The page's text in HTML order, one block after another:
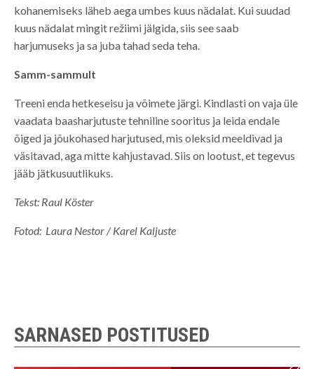
kohanemiseks läheb aega umbes kuus nädalat. Kui suudad
kuus nädalat mingit režiimi jälgida, siis see saab
harjumuseks ja sa juba tahad seda teha.
Samm-sammult
Treeni enda hetkeseisu ja võimete järgi. Kindlasti on vaja üle
vaadata baasharjutuste tehniline sooritus ja leida endale
õiged ja jõukohased harjutused, mis oleksid meeldivad ja
väsitavad, aga mitte kahjustavad. Siis on lootust, et tegevus
jääb jätkusuutlikuks.
Tekst: Raul Köster
Fotod: Laura Nestor / Karel Kaljuste
SARNASED POSTITUSED